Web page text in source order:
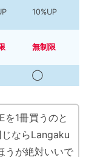
10%UP
無制限
◯
を1冊買うのと
ならLangaku
うが絶対いいで